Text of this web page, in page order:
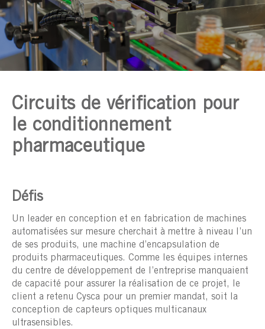
Circuits de vérification pour
le conditionnement
pharmaceutique
Défis
Un leader en conception et en fabrication de machines
automatisées sur mesure cherchait à mettre à niveau l’un
de ses produits, une machine d’encapsulation de
produits pharmaceutiques. Comme les équipes internes
du centre de développement de l’entreprise manquaient
de capacité pour assurer la réalisation de ce projet, le
client a retenu Cysca pour un premier mandat, soit la
conception de capteurs optiques multicanaux
ultrasensibles.